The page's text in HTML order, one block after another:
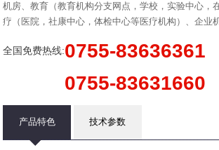
机房、教育（教育机构分支网点，学校，实验中心，
疗（医院，社康中心，体检中心等医疗机构）、企业
全国免费热线:0755-83636361
0755-83631660
产品特色 技术参数